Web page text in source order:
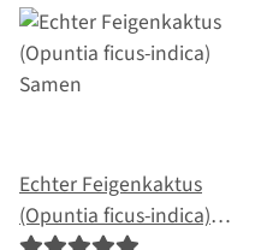
Echter Feigenkaktus
(Opuntia ficus-indica)